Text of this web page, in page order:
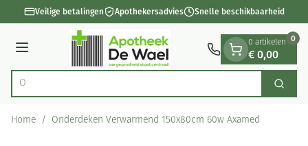
Ga naar de inhoud
1 van 1Veilige betalingen Apothekersadvies Snelle beschikbaarheid
Menu
Product, merk, categorie...
Ontde Zoek
0 artikelen
€ 0,00
0
Home / Onderdeken Verwarmend 150x80cm 60w Axamed